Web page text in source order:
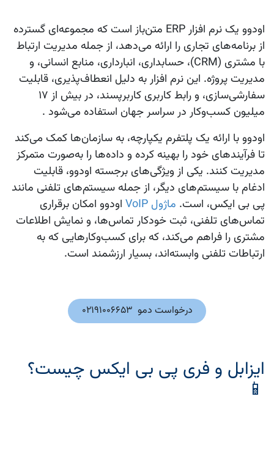
اودوو
یک نرم‌ افزار ERP متن‌باز است که مجموعه‌ای گسترده
از برنامه‌های تجاری را ارائه می‌دهد، از جمله مدیریت ارتباط
با مشتری (CRM)،
حسابداری، انبارداری، منابع انسانی، و
مدیریت پروژه. این نرم‌ افزار به دلیل انعطاف‌پذیری، قابلیت
سفارشی‌سازی، و رابط کاربری کاربرپسند، در بیش از 17
میلیون کسب‌وکار در سراسر جهان استفاده می‌شود .
اودوو با ارائه یک پلتفرم یکپارچه، به سازمان‌ها کمک می‌کند
تا فرآیندهای خود را بهینه کرده و داده‌ها را به‌صورت متمرکز
مدیریت کنند. یکی از ویژگی‌های برجسته اودوو، قابلیت
ادغام با سیستم‌های دیگر، از جمله سیستم‌های تلفنی مانند
پی بی ایکس، است. ماژول VoIP
اودوو امکان برقراری
تماس‌های تلفنی، ثبت خودکار تماس‌ها، و نمایش اطلاعات
مشتری را فراهم می‌کند، که برای کسب‌وکارهایی که به
ارتباطات تلفنی وابسته‌اند، بسیار ارزشمند است.
درخواست دمو 02191006653
ایزابل و فری پی بی ایکس چیست؟
📱